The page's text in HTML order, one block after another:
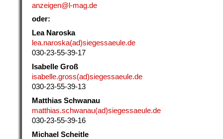
anzeigen@l-mag.de
oder:
Lea Naroska
lea.naroska(ad)siegessaeule.de
030-23-55-39-17
Isabelle Groß
isabelle.gross(ad)siegessaeule.de
030-23-55-39-13
Matthias Schwanau
matthias.schwanau(ad)siegessaeule.de
030-23-55-39-16
Michael Scheitle